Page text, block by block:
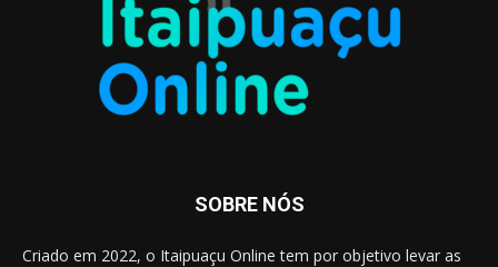
SOBRE NÓS
Criado em 2022, o Itaipuaçu Online tem por objetivo levar as